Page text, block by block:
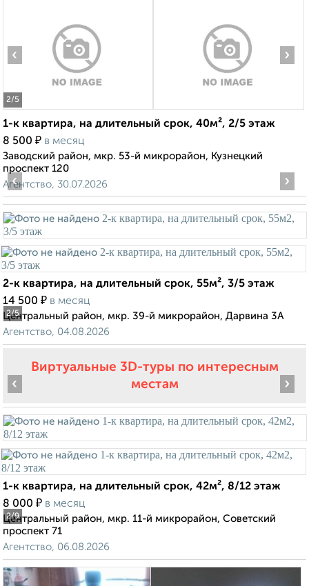
2/5
‹ ›
1-к квартира, на длительный срок, 40м², 2/5 этаж
8 500 ₽ в месяц
Заводский район, мкр. 53-й микрорайон, Кузнецкий
проспект 120
Агентство, 30.07.2026
2/5
‹ ›
2-к квартира, на длительный срок, 55м², 3/5 этаж
14 500 ₽ в месяц
Центральный район, мкр. 39-й микрорайон, Дарвина 3А
Агентство, 04.08.2026
Виртуальные 3D-туры по интересным
местам
2/9
‹ ›
1-к квартира, на длительный срок, 42м², 8/12 этаж
8 000 ₽ в месяц
Центральный район, мкр. 11-й микрорайон, Советский
проспект 71
Агентство, 06.08.2026